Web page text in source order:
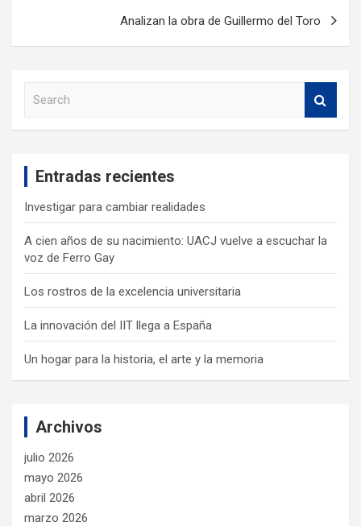
Analizan la obra de Guillermo del Toro
Entradas recientes
Investigar para cambiar realidades
A cien años de su nacimiento: UACJ vuelve a escuchar la
voz de Ferro Gay
Los rostros de la excelencia universitaria
La innovación del IIT llega a España
Un hogar para la historia, el arte y la memoria
Archivos
julio 2026
mayo 2026
abril 2026
marzo 2026